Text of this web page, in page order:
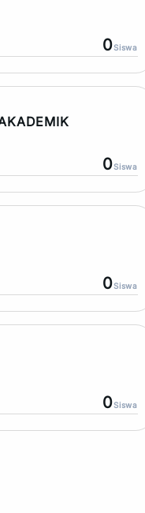
0Siswa
0Siswa
0Siswa
0Siswa